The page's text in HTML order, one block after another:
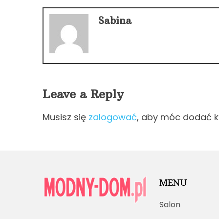
Sabina
Leave a Reply
Musisz się zalogować, aby móc dodać
MENU
Salon